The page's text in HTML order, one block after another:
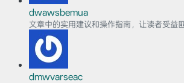
dwawsbemua
文章中的实用建议和操作指南，让读者受益
dmwvarseac